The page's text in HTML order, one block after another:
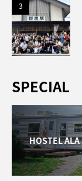
3
SPECIAL
HOSTEL ALA